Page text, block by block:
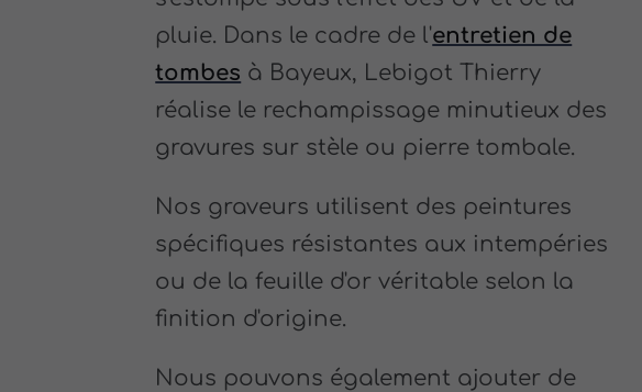
pluie. Dans le cadre de l'entretien de
tombes à Bayeux, Lebigot Thierry
réalise le rechampissage minutieux des
gravures sur stèle ou pierre tombale.
Nos graveurs utilisent des peintures
spécifiques résistantes aux intempéries
ou de la feuille d'or véritable selon la
finition d'origine.
Nous pouvons également ajouter de